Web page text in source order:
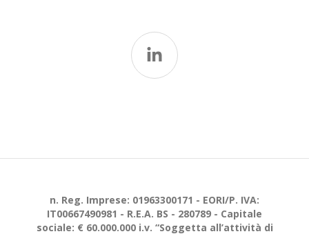
n. Reg. Imprese: 01963300171 - EORI/P. IVA:
IT00667490981 - R.E.A. BS - 280789 - Capitale
sociale: € 60.000.000 i.v. “Soggetta all’attività di